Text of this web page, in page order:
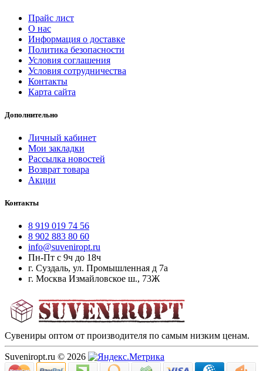
Прайс лист
О нас
Информация о доставке
Политика безопасности
Условия соглашения
Условия сотрудничества
Контакты
Карта сайта
Дополнительно
Личный кабинет
Мои закладки
Рассылка новостей
Возврат товара
Акции
Контакты
8 919 019 74 56
8 902 883 80 60
info@suveniropt.ru
Пн-Пт с 9ч до 18ч
г. Суздаль, ул. Промышленная д 7а
г. Москва Измайловское ш., 73Ж
Сувениры оптом от производителя по самым низким ценам.
Suveniropt.ru © 2026